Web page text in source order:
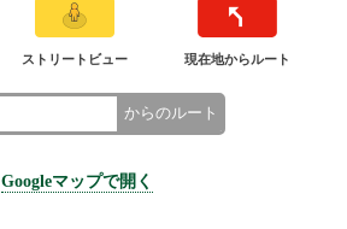
ストリートビュー 現在地からルート
からのルート
Googleマップで開く